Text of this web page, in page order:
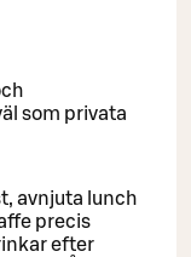
som privata
avnjuta lunch
precis
efter